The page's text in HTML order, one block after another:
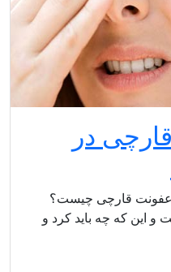
در
عفونت قارچی چیست؟
و این که چه باید کرد و